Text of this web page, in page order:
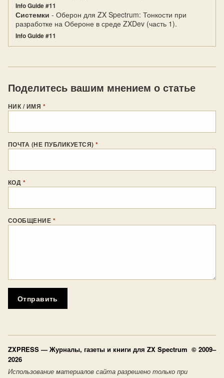
Info Guide #11
Системки - Оберон для ZX Spectrum: Тонкости при
разработке на Обероне в среде ZXDev (часть 1).
Info Guide #11
Поделитесь вашим мнением о статье
НИК / ИМЯ *
ПОЧТА (НЕ ПУБЛИКУЕТСЯ)*
КОД *
СООБЩЕНИЕ *
Отправить
ZXPRESS — Журналы, газеты и книги для ZX Spectrum © 2009–
2026
Использование материалов сайта разрешено только при